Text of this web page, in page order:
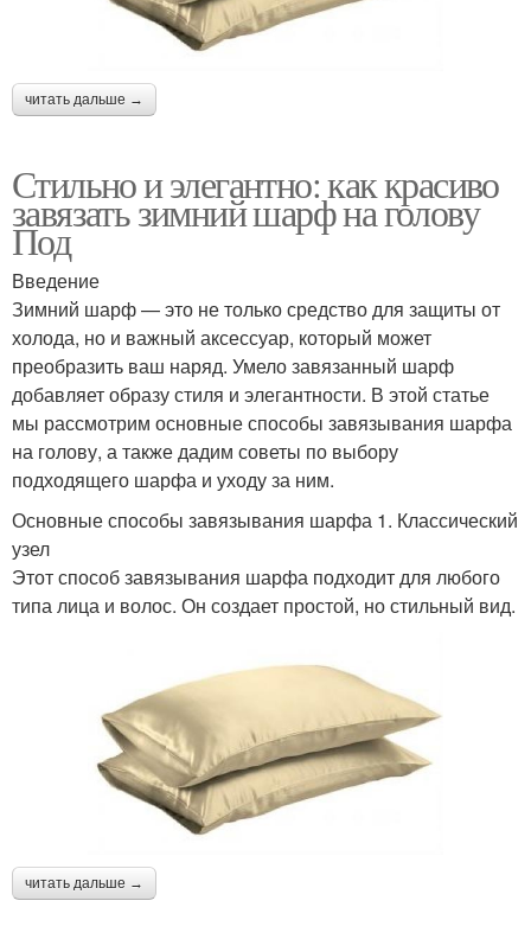
читать дальше →
Стильно и элегантно: как красиво
завязать зимний шарф на голову
Под
Введение
Зимний шарф — это не только средство для защиты от
холода, но и важный аксессуар, который может
преобразить ваш наряд. Умело завязанный шарф
добавляет образу стиля и элегантности. В этой статье
мы рассмотрим основные способы завязывания шарфа
на голову, а также дадим советы по выбору
подходящего шарфа и уходу за ним.
Основные способы завязывания шарфа 1. Классический
узел
Этот способ завязывания шарфа подходит для любого
типа лица и волос. Он создает простой, но стильный вид.
читать дальше →